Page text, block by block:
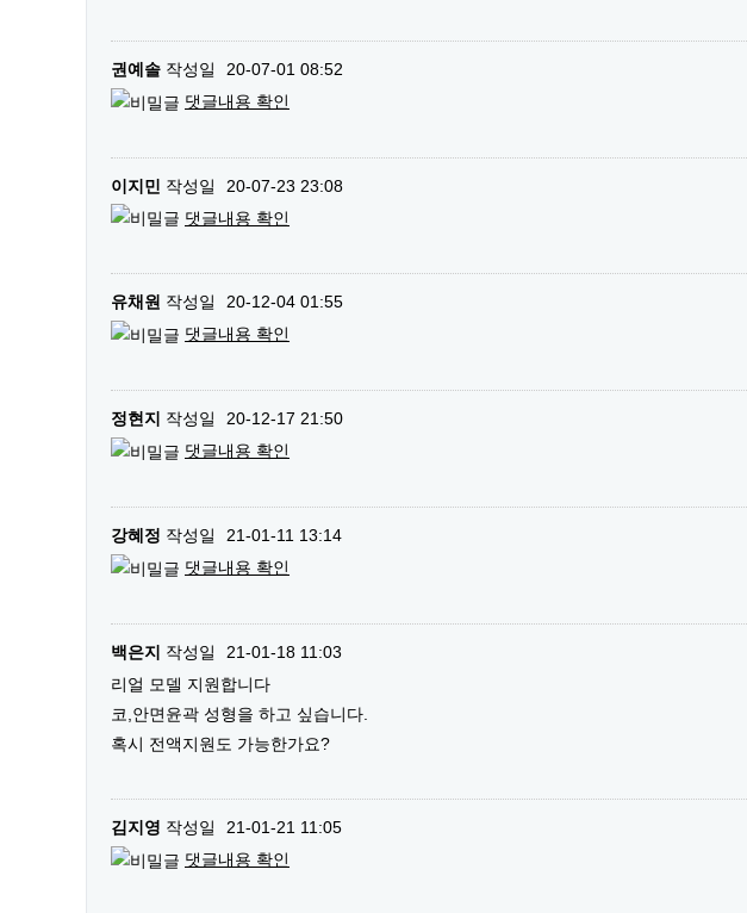
권예솔 작성일
20-07-01 08:52
댓글내용 확인
이지민 작성일
20-07-23 23:08
댓글내용 확인
유채원 작성일
20-12-04 01:55
댓글내용 확인
정현지 작성일
20-12-17 21:50
댓글내용 확인
강혜정 작성일
21-01-11 13:14
댓글내용 확인
백은지 작성일
21-01-18 11:03
리얼 모델 지원합니다
코,안면윤곽 성형을 하고 싶습니다.
혹시 전액지원도 가능한가요?
김지영 작성일
21-01-21 11:05
댓글내용 확인